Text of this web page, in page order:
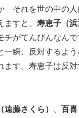
それを世の中の人
すと、 寿恵子（浜
チがてんびんなん
一瞬、反対するよ
ます。寿恵子は反
遠藤さくら） 百喜